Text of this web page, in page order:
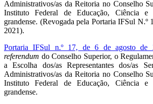
Administrativos/as da Reitoria no Conselho
Instituto Federal de Educação, Ciência e
grandense. (Revogada pela Portaria IFSul N.º
2021).
Portaria IFSul n.º 17, de 6 de agosto de
referendum do Conselho Superior, o
a Escolha dos/as Representantes dos/as
Administrativos/as da Reitoria no Conselho
Instituto Federal de Educação, Ciência e
grandense.